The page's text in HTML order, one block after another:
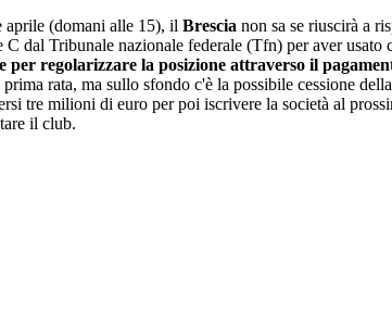
aprile (domani alle 15), il Brescia non sa se riuscirà a
dal Tribunale nazionale federale (Tfn) per aver
regolarizzare la posizione attraverso il
rata, ma sullo sfondo c'è la possibile cessione
tre milioni di euro per poi iscrivere la società al
il club.